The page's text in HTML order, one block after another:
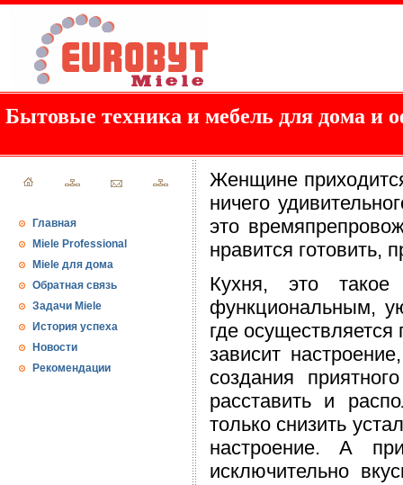
Бытовые техника и мебель для дома и
Главная
Miele Professional
Miele для дома
Обратная связь
Задачи Miele
История успеха
Новости
Рекомендации
Женщине
ничего
это
нравится готовить,
Кухня, это
функциональным,
где
зависит
создания
расставить и
только снизить
настроение. А
исключительно